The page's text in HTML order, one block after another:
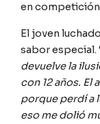
en
El joven
sabor especial.
devuelve la
con 12 años. El
porque perdí a
eso me dolió